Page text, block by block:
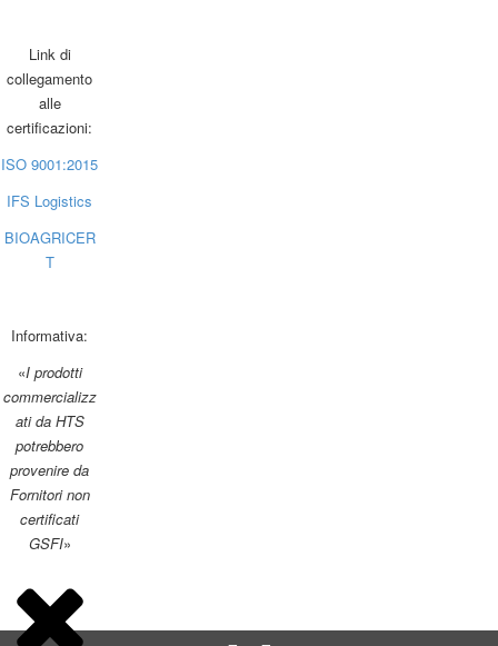
Link di
collegamento
alle
certificazioni:
ISO 9001:2015
IFS Logistics
BIOAGRICER
T
Informativa:
«I prodotti
commercializz
ati da HTS
potrebbero
provenire da
Fornitori non
certificati
GSFI»